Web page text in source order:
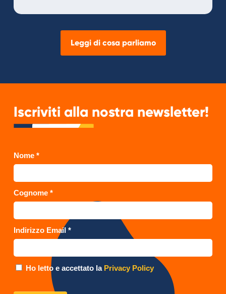
Leggi di cosa parliamo
Iscriviti alla nostra newsletter!